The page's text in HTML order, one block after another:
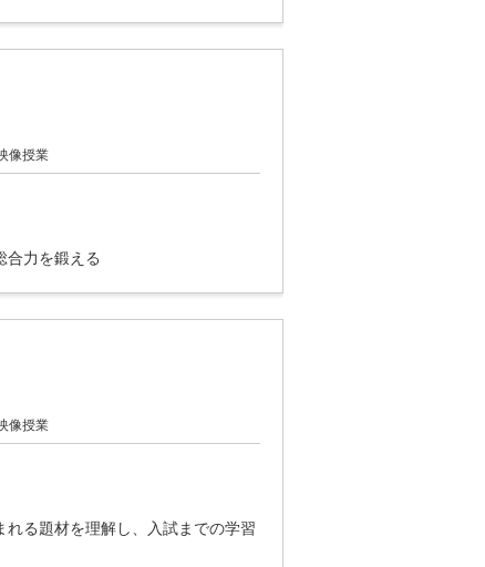
像授業
合力を鍛える
像授業
る題材を理解し、入試までの学習